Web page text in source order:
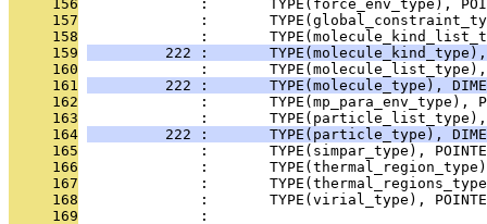
     156
:       TYPE(force_env_type),
     157
:
     158
:
     159
222 :
     160
:
     161
222 :       TYPE(molecule_type),
     162
:       TYPE(mp_para_env_type),
     163
:
     164
222 :       TYPE(particle_type),
     165
:       TYPE(simpar_type),
     166
:
     167
:
     168
:       TYPE(virial_type),
     169
              :